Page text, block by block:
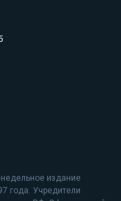
издание
года. Учредители